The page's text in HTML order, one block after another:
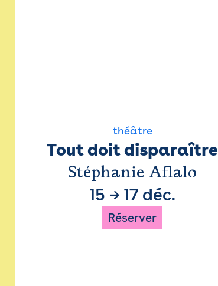
théâtre
Tout doit disparaître
Stéphanie Aflalo
15 → 17 déc.
Réserver